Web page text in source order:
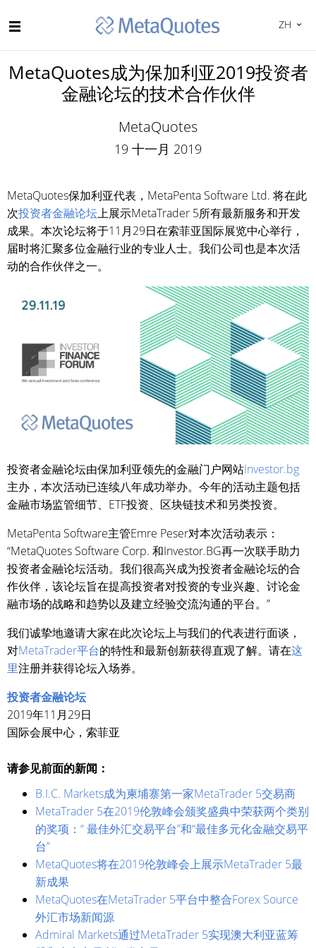
ZH
MetaQuotes成为保加利亚2019投资者
金融论坛的技术合作伙伴
MetaQuotes
19 十一月 2019
MetaQuotes保加利亚代表，MetaPenta Software Ltd. 将在此
次投资者金融论坛上展示MetaTrader 5所有最新服务和开发
成果。本次论坛将于11月29日在索菲亚国际展览中心举行，
届时将汇聚多位金融行业的专业人士。我们公司也是本次活
动的合作伙伴之一。
投资者金融论坛由保加利亚领先的金融门户网站Investor.bg
主办，本次活动已连续八年成功举办。今年的活动主题包括
金融市场监管细节、ETF投资、区块链技术和另类投资。
MetaPenta Software主管Emre Peser对本次活动表示：
“MetaQuotes Software Corp. 和Investor.BG再一次联手助力
投资者金融论坛活动。我们很高兴成为投资者金融论坛的合
作伙伴，该论坛旨在提高投资者对投资的专业兴趣、讨论金
融市场的战略和趋势以及建立经验交流沟通的平台。”
我们诚挚地邀请大家在此次论坛上与我们的代表进行面谈，
对MetaTrader平台的特性和最新创新获得直观了解。请在这
里注册并获得论坛入场券。
投资者金融论坛
2019年11月29日
国际会展中心，索菲亚
请参见前面的新闻：
B.I.C. Markets成为柬埔寨第一家MetaTrader 5交易商
MetaTrader 5在2019伦敦峰会颁奖盛典中荣获两个类别
的奖项：“ 最佳外汇交易平台”和“最佳多元化金融交易平
台”
MetaQuotes将在2019伦敦峰会上展示MetaTrader 5最
新成果
MetaQuotes在MetaTrader 5平台中整合Forex Source
外汇市场新闻源
Admiral Markets通过MetaTrader 5实现澳大利亚蓝筹